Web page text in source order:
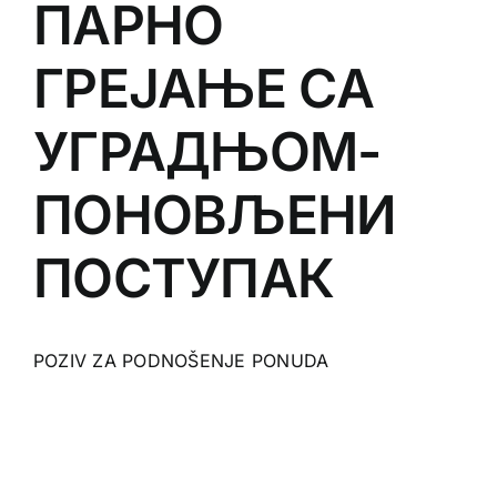
ПАРНО
ГРЕЈАЊЕ СА
УГРАДЊОМ-
ПОНОВЉЕНИ
ПОСТУПАК
POZIV ZA PODNOŠENJE PONUDA